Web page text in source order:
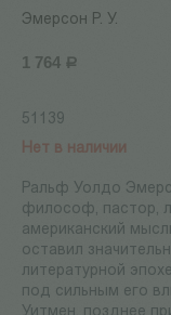
Эмерсон Р. У.
1 764 Р
51139
Нет в наличии
Ральф Уолдо
философ, пастор,
американский
оставил
литературной
под сильным его